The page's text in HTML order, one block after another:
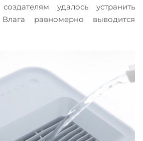
удалось устранить
равномерно выводится